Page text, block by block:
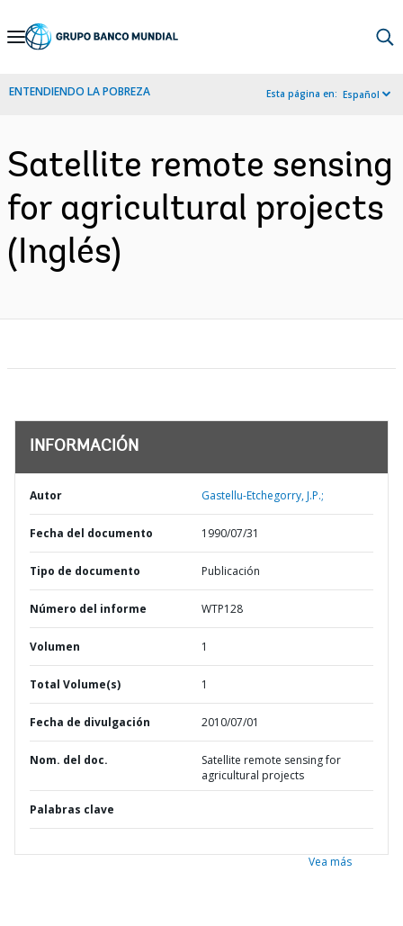
Skip
Navigation
ENTENDIENDO LA POBREZA Esta página en: Español
Satellite remote sensing
for agricultural projects
(Inglés)
INFORMACIÓN
Autor Gastellu-Etchegorry, J.P.;
Fecha del documento 1990/07/31
Tipo de documento Publicación
Número del informe WTP128
Volumen 1
Total Volume(s) 1
Fecha de divulgación 2010/07/01
Nom. del doc.
Satellite remote sensing for
agricultural projects
Palabras clave
Vea más